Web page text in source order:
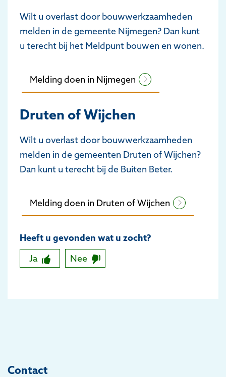
Wilt u overlast door bouwwerkzaamheden
melden in de gemeente Nijmegen? Dan kunt
u terecht bij het Meldpunt bouwen en wonen.
Melding doen in Nijmegen
Druten of Wijchen
Wilt u overlast door bouwwerkzaamheden
melden in de gemeenten Druten of Wijchen?
Dan kunt u terecht bij de Buiten Beter.
Melding doen in Druten of Wijchen
Heeft u gevonden wat u zocht?
Ja
Nee
Contact